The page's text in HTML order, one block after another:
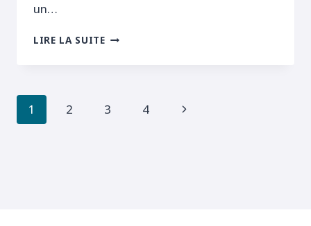
un…
LIRE LA SUITEPREMIER
Navigation
1 2 3 4
Page